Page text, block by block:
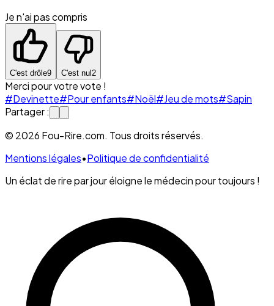
Je n'ai pas compris
C'est drôle9 C'est nul2
Merci pour votre vote !
#Devinette#Pour enfants#Noël#Jeu de mots#Sapin
Partager :
© 2026 Fou-Rire.com. Tous droits réservés.
Mentions légales•Politique de confidentialité
Un éclat de rire par jour éloigne le médecin pour toujours !